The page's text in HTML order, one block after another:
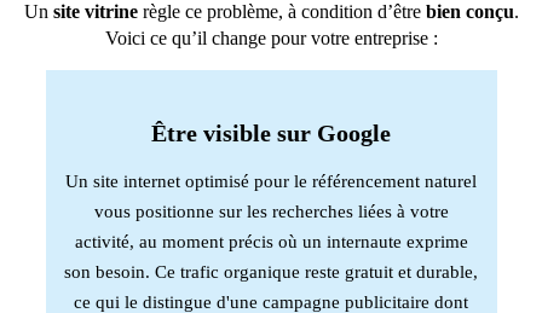
Un site vitrinerègle ce problème, à condition d’être bien conçu.
Voici ce qu’il change pour votre entreprise :
Être visible sur Google
Un site internet optimisé pour le référencement naturel
vous positionne sur les recherches liées à votre
activité, au moment précis où un internaute exprime
son besoin. Ce trafic organique reste gratuit et durable,
ce qui le distingue d'une campagne publicitaire dont